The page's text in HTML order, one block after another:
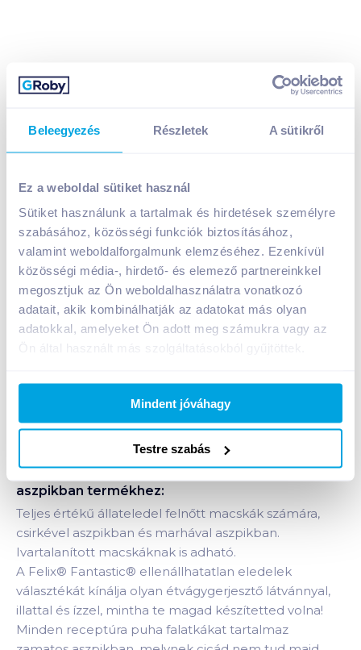
Beleegyezés Részletek A sütikről
Ez a weboldal sütiket használ
Sütiket használunk a tartalmak és hirdetések személyre
szabásához, közösségi funkciók biztosításához,
valamint weboldalforgalmunk elemzéséhez. Ezenkívül
közösségi média-, hirdető- és elemező partnereinkkel
megosztjuk az Ön weboldalhasználatra vonatkozó
adatait, akik kombinálhatják az adatokat más olyan
adatokkal, amelyeket Ön adott meg számukra vagy az
Mindent jóváhagy
Testre szabás
Felix Fantastic macskaeledel 4x85 g
Egységár: 2 938
Nettó eladási ár: 787 Ft /db(27% áfa)
Kosárba
1 karton = 12 db
+1 karton a kosárba
Felix Fantastic macskaeledel
4x85 g csirkével/marhával
aszpikban termékhez:
Teljes értékű állateledel felnőtt macskák számára,
csirkével aszpikban és marhával aszpikban.
Ivartalanított macskáknak is adható.
A Felix® Fantastic® ellenállhatatlan eledelek
választékát kínálja olyan étvágygerjesztő látvánnyal,
illattal és ízzel, mintha te magad készítetted volna!
Minden receptúra puha falatkákat tartalmaz